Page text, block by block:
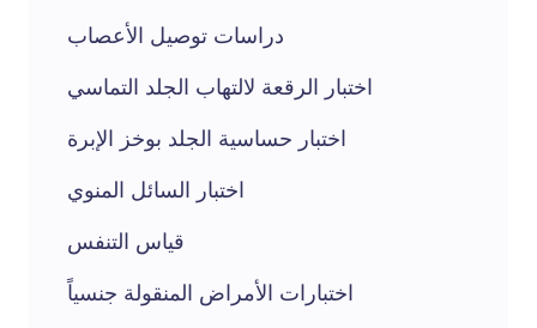
دراسات توصيل الأعصاب
اختبار الرقعة لالتهاب الجلد التماسي
اختبار حساسية الجلد بوخز الإبرة
اختبار السائل المنوي
قياس التنفس
اختبارات الأمراض المنقولة جنسياً